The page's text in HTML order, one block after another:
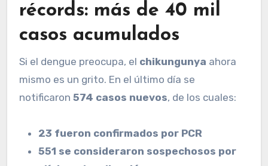
récords: más de 40 mil
casos acumulados
Si el dengue preocupa, el chikungunya ahora
mismo es un grito. En el último día se
notificaron 574 casos nuevos, de los cuales:
23 fueron confirmados por PCR
551 se consideraron sospechosos por